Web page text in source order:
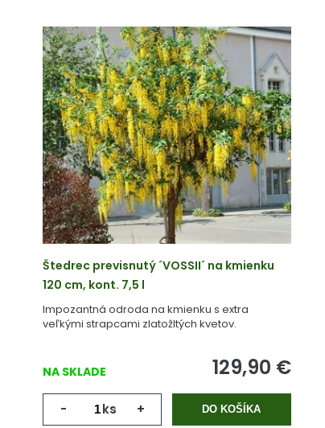
Štedrec previsnutý ´VOSSII´ na kmienku
120 cm, kont. 7,5 l
Impozantná odroda na kmienku s extra
veľkými strapcami zlatožltých kvetov.
NA SKLADE 129,90 €
- ks + DO KOŠÍKA